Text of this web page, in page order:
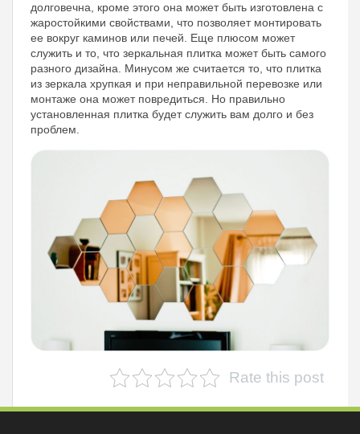
долговечна, кроме этого она может быть изготовлена с
жаростойкими свойствами, что позволяет монтировать
ее вокруг каминов или печей. Еще плюсом может
служить и то, что зеркальная плитка может быть самого
разного дизайна. Минусом же считается то, что плитка
из зеркала хрупкая и при неправильной перевозке или
монтаже она может повредиться. Но правильно
установленная плитка будет служить вам долго и без
проблем.
Rate this post